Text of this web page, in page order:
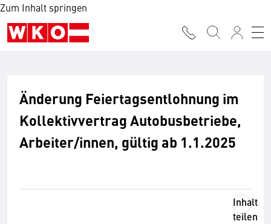
Zum Inhalt springen
Änderung Feiertagsentlohnung im
Kollektivvertrag Autobusbetriebe,
Arbeiter/innen, gültig ab 1.1.2025
Inhalt
teilen